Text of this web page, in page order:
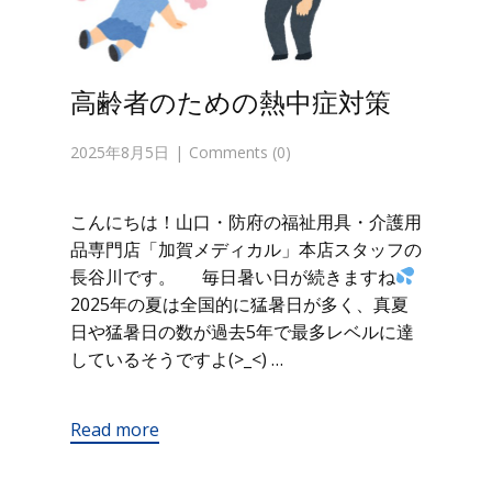
高齢者のための熱中症対策
2025年8月5日 Comments (0)
こんにちは！山口・防府の福祉用具・介護用
品専門店「加賀メディカル」本店スタッフの
長谷川です。 毎日暑い日が続きますね
2025年の夏は全国的に猛暑日が多く、真夏
日や猛暑日の数が過去5年で最多レベルに達
しているそうですよ(>_<) …
Read more